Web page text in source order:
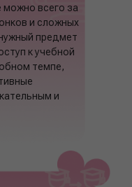
можно всего за
и сложных
предмет
к учебной
темпе,
и